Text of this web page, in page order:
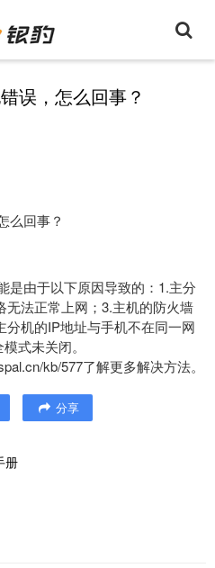
误，怎么回事？
么回事？
是由于以下原因导致的：1.主分
法正常上网；3.主机的防火墙
机的IP地址与手机不在同一网
式未关闭。
kb/577了解更多解决方法。
分享
册